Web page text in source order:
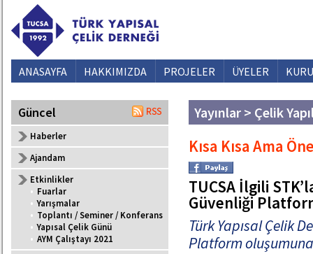
ANASAYFA HAKKIMIZDA PROJELER ÜYELER
Güncel
Haberler
Ajandam
Etkinlikler
• Fuarlar
• Yarışmalar
• Toplantı / Seminer / Konferans
• Yapısal Çelik Günü
• AYM Çalıştayı 2021
Yayınlar > Çelik
Kısa Kısa Ama
TUCSA İlgili
Güvenliği
Türk Yapısal Çelik
Platform